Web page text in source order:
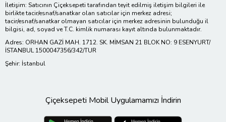
İletişim: Satıcının Çiçeksepeti tarafından teyit edilmiş iletişim bilgileri ile
birlikte tacir/esnaf/sanatkar olan satıcılar için merkez adresi;
tacir/esnaf/sanatkar olmayan satıcılar için merkez adresinin bulunduğu il
bilgisi, ad, soyad ve T.C. kimlik numarası kayıt altında bulunmaktadır.
Adres: ORHAN GAZİ MAH. 1712. SK. MİMSAN 21 BLOK NO: 9 ESENYURT/
İSTANBUL 1500047356/342/TUR
Şehir: İstanbul
Çiçeksepeti Mobil Uygulamamızı İndirin